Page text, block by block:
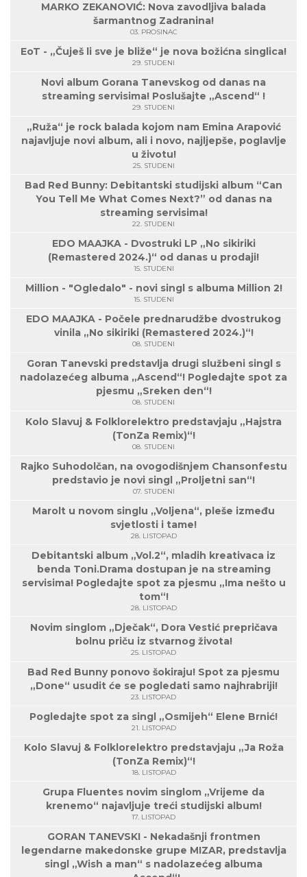
MARKO ZEKANOVIĆ: Nova zavodljiva balada
šarmantnog Zadranina!
03. PROSINAC
EoT - „Čuješ li sve je bliže“ je nova božićna singlica!
29. STUDENI
Novi album Gorana Tanevskog od danas na
streaming servisima! Poslušajte „Ascend“ !
29. STUDENI
„Ruža“ je rock balada kojom nam Emina Arapović
najavljuje novi album, ali i novo, najljepše, poglavlje
u životu!
25. STUDENI
Bad Red Bunny: Debitantski studijski album “Can
You Tell Me What Comes Next?” od danas na
streaming servisima!
22. STUDENI
EDO MAAJKA - Dvostruki LP „No sikiriki
(Remastered 2024.)“ od danas u prodaji!
15. STUDENI
Million - "Ogledalo" - novi singl s albuma Million 2!
15. STUDENI
EDO MAAJKA - Počele prednarudžbe dvostrukog
vinila „No sikiriki (Remastered 2024.)“!
08. STUDENI
Goran Tanevski predstavlja drugi službeni singl s
nadolazećeg albuma „Ascend“! Pogledajte spot za
pjesmu „Sreken den“!
08. STUDENI
Kolo Slavuj & Folklorelektro predstavjaju „Hajstra
(TonZa Remix)“!
08. STUDENI
Rajko Suhodolčan, na ovogodišnjem Chansonfestu
predstavio je novi singl „Proljetni san“!
07. STUDENI
Marolt u novom singlu „Voljena“, pleše između
svjetlosti i tame!
28. LISTOPAD
Debitantski album „Vol.2“, mladih kreativaca iz
benda Toni.Drama dostupan je na streaming
servisima! Pogledajte spot za pjesmu „Ima nešto u
tom“!
28. LISTOPAD
Novim singlom „Dječak“, Dora Vestić prepričava
bolnu priču iz stvarnog života!
25. LISTOPAD
Bad Red Bunny ponovo šokiraju! Spot za pjesmu
„Done“ usudit će se pogledati samo najhrabriji!
23. LISTOPAD
Pogledajte spot za singl „Osmijeh“ Elene Brnić!
21. LISTOPAD
Kolo Slavuj & Folklorelektro predstavjaju „Ja Roža
(TonZa Remix)“!
18. LISTOPAD
Grupa Fluentes novim singlom „Vrijeme da
krenemo“ najavljuje treći studijski album!
17. LISTOPAD
GORAN TANEVSKI - Nekadašnji frontmen
legendarne makedonske grupe MIZAR, predstavlja
singl „Wish a man“ s nadolazećeg albuma